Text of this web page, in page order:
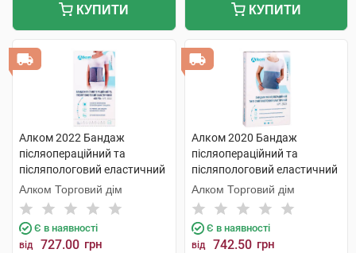
КУПИТИ КУПИТИ
Алком 2022 Бандаж
післяопераційний та
післяпологовий еластичний
Євро розмір 2 1 шт
Алком Торговий дім
Є в наявності
від 727.00 грн
Алком 2020 Бандаж
післяопераційний та
післяпологовий еластичний
розмір 1 1 шт
Алком Торговий дім
Є в наявності
від 742.50 грн